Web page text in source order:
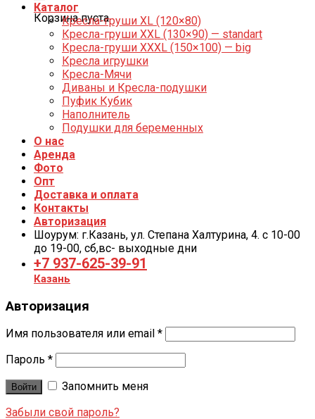
Корзина пуста.
Каталог
Кресла-груши XL (120×80)
Кресла-груши XXL (130×90) — standart
Кресла-груши XXXL (150×100) — big
Кресла игрушки
Кресла-Мячи
Диваны и Кресла-подушки
Пуфик Кубик
Наполнитель
Подушки для беременных
О нас
Аренда
Фото
Опт
Доставка и оплата
Контакты
Авторизация
Шоурум: г.Казань, ул. Степана Халтурина, 4. с 10-00
до 19-00, cб,вс- выходные дни
+7 937-625-39-91
Казань
Авторизация
Имя пользователя или email *
Пароль *
Войти
Запомнить меня
Забыли свой пароль?